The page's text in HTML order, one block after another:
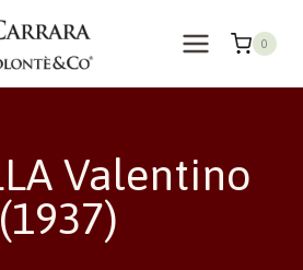
0
Valentino
(1937)